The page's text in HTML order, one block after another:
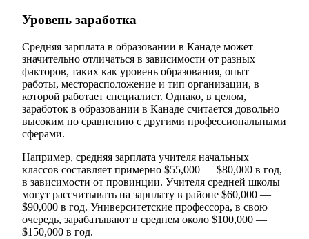
Уровень заработка
Средняя зарплата в образовании в Канаде может
значительно отличаться в зависимости от разных
факторов, таких как уровень образования, опыт
работы, месторасположение и тип организации, в
которой работает специалист. Однако, в целом,
заработок в образовании в Канаде считается довольно
высоким по сравнению с другими профессиональными
сферами.
Например, средняя зарплата учителя начальных
классов составляет примерно $55,000 — $80,000 в год,
в зависимости от провинции. Учителя средней школы
могут рассчитывать на зарплату в районе $60,000 —
$90,000 в год. Университетские профессора, в свою
очередь, зарабатывают в среднем около $100,000 —
$150,000 в год.